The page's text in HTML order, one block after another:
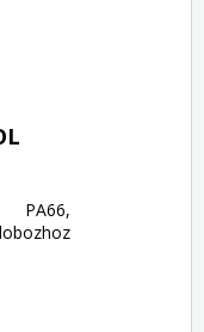
PA66,